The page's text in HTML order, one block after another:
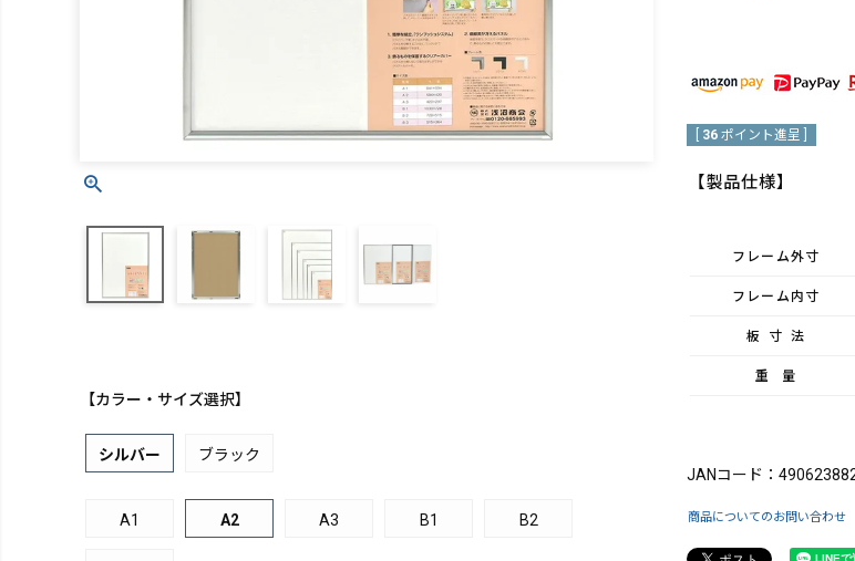
【カラー・サイズ選択】
シルバー ブラック
A1 A2 A3 B1 B2
36 ポイント進呈 ]
【製品仕様】
フレーム外寸
フレーム内寸
板寸法
重量
JANコード：
商品についてのお問い合わせ